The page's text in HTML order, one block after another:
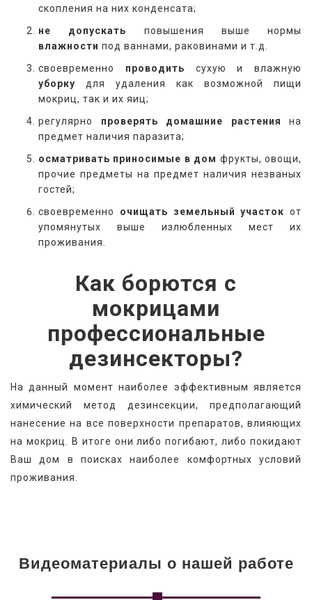
скопления на них конденсата;
не допускать повышения выше нормы
влажности под ваннами, раковинами и т.д.
своевременно проводить сухую и влажную
уборку для удаления как возможной пищи
мокриц, так и их яиц;
регулярно проверять домашние растения на
предмет наличия паразита;
осматривать приносимые в дом фрукты, овощи,
прочие предметы на предмет наличия незваных
гостей;
своевременно очищать земельный участок от
упомянутых выше излюбленных мест их
проживания.
Как борются с
мокрицами
профессиональные
дезинсекторы?
На данный момент наиболее эффективным является
химический метод дезинсекции, предполагающий
нанесение на все поверхности препаратов, влияющих
на мокриц. В итоге они либо погибают, либо покидают
Ваш дом в поисках наиболее комфортных условий
проживания.
Видеоматериалы о нашей работе